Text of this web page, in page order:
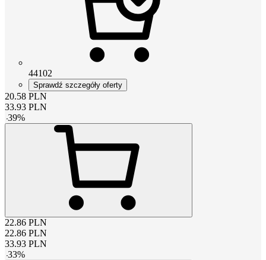
44102
Sprawdź szczegóły oferty
20.58 PLN
33.93 PLN
-39%
22.86 PLN
22.86 PLN
33.93 PLN
-33%